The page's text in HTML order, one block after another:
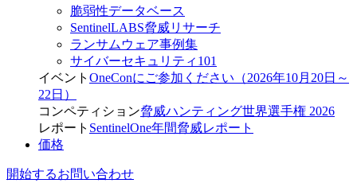
脆弱性データベース
SentinelLABS脅威リサーチ
ランサムウェア事例集
サイバーセキュリティ101
イベント OneConにご参加ください（2026年10月20日～
22日）
コンペティション脅威ハンティング世界選手権 2026
レポート SentinelOne年間脅威レポート
価格
開始するお問い合わせ